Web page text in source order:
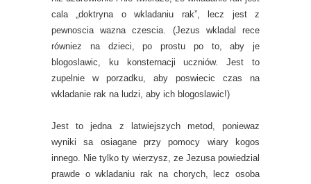
cala „doktryna o wkladaniu rak”, lecz jest z
pewnoscia wazna czescia. (Jezus wkladal rece
równiez na dzieci, po prostu po to, aby je
blogoslawic, ku konsternacji uczniów. Jest to
zupelnie w porzadku, aby poswiecic czas na
wkladanie rak na ludzi, aby ich blogoslawic!)
Jest to jedna z latwiejszych metod, poniewaz
wyniki sa osiagane przy pomocy wiary kogos
innego. Nie tylko ty wierzysz, ze Jezusa powiedzial
prawde o wkladaniu rak na chorych, lecz osoba